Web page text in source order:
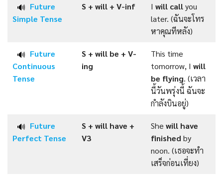
🔊 Future
Simple Tense
S + will + V-inf I will callyou
later. (ฉันจะโทร
หาคุณทีหลัง)
🔊 Future
Continuous
Tense
S + will be + V-
ing
This time
tomorrow, I will
be flying. (เวลา
นี้วันพรุ่งนี้ ฉันจะ
กำลังบินอยู่)
🔊 Future
Perfect Tense
S + will have +
V3
She will have
finished by
noon. (เธอจะทำ
เสร็จก่อนเที่ยง)